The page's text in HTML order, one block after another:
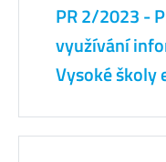
PR 2/2023 -
využívání
Vysoké školy